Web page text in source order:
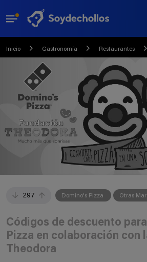
Inicio Gastronomía Restaurantes
297 Domino's Pizza Otras
Códigos de descuento
Pizza en colaboración con
Theodora